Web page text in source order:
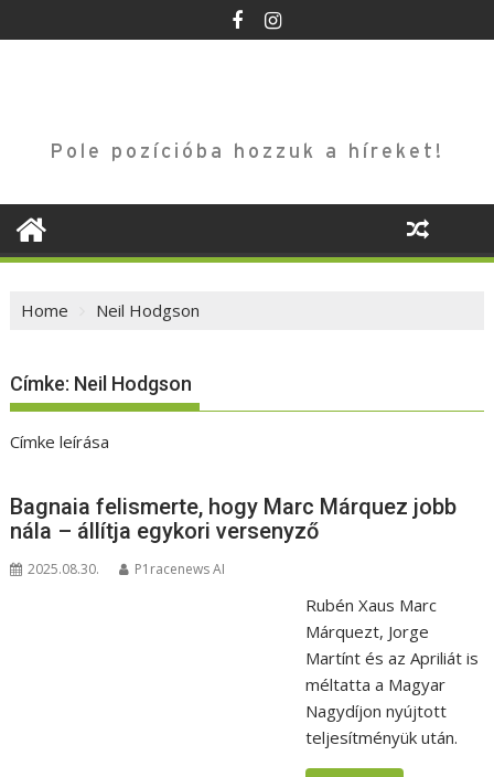
to
Pole pozícióba hozzuk a híreket!
Home Neil Hodgson
Címke: Neil Hodgson
Címke leírása
Bagnaia felismerte, hogy Marc Márquez jobb
nála – állítja egykori versenyző
2025.08.30. P1racenews AI
Rubén Xaus Marc
Márquezt, Jorge
Martínt és az Apriliát is
méltatta a Magyar
Nagydíjon nyújtott
teljesítményük után.